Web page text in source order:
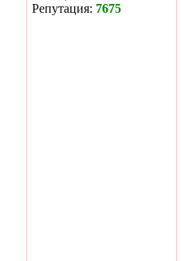
Репутация: 7675